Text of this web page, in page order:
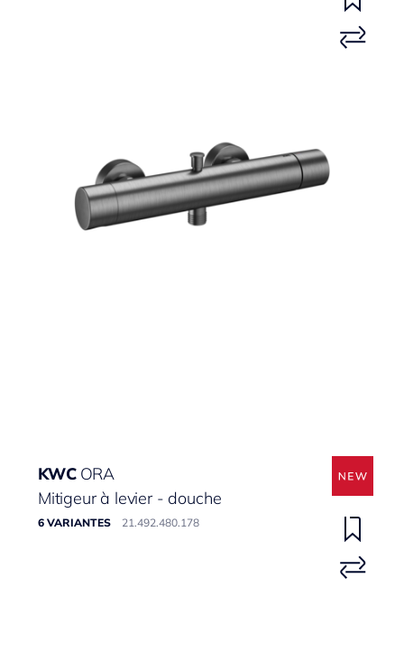
KWC ORA
Mitigeur à levier - douche
6 VARIANTES 21.492.480.178